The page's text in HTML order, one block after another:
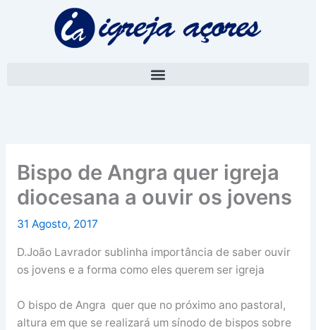
Bispo de Angra quer igreja
diocesana a ouvir os jovens
31 Agosto, 2017
D.João Lavrador sublinha importância de saber ouvir
os jovens e a forma como eles querem ser igreja
O bispo de Angra quer que no próximo ano pastoral,
altura em que se realizará um sínodo de bispos sobre